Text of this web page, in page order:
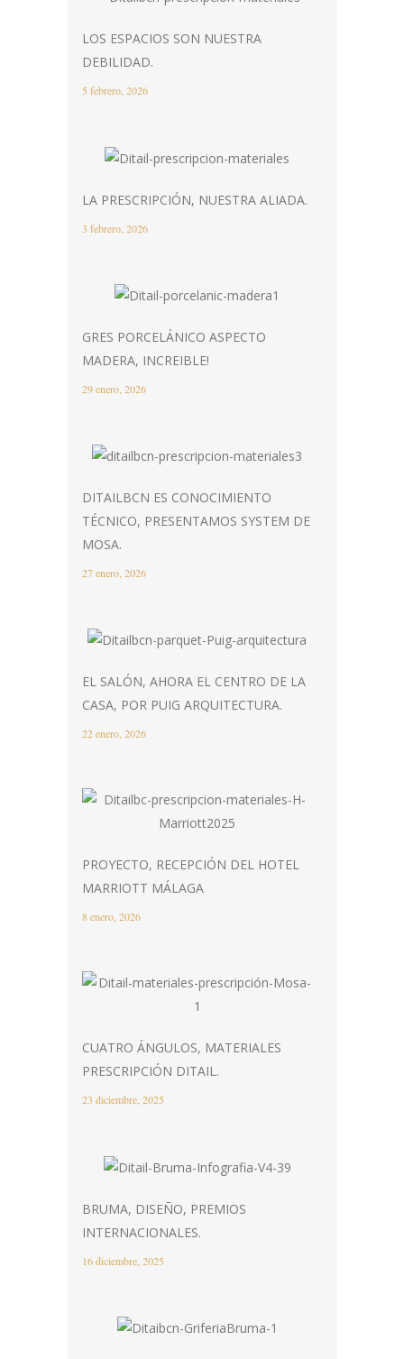
LOS ESPACIOS SON NUESTRA
DEBILIDAD.
5 febrero, 2026
LA PRESCRIPCIÓN, NUESTRA ALIADA.
3 febrero, 2026
GRES PORCELÁNICO ASPECTO
MADERA, INCREIBLE!
29 enero, 2026
DITAILBCN ES CONOCIMIENTO
TÉCNICO, PRESENTAMOS SYSTEM DE
MOSA.
27 enero, 2026
EL SALÓN, AHORA EL CENTRO DE LA
CASA, POR PUIG ARQUITECTURA.
22 enero, 2026
PROYECTO, RECEPCIÓN DEL HOTEL
MARRIOTT MÁLAGA
8 enero, 2026
CUATRO ÁNGULOS, MATERIALES
PRESCRIPCIÓN DITAIL.
23 diciembre, 2025
BRUMA, DISEÑO, PREMIOS
INTERNACIONALES.
16 diciembre, 2025